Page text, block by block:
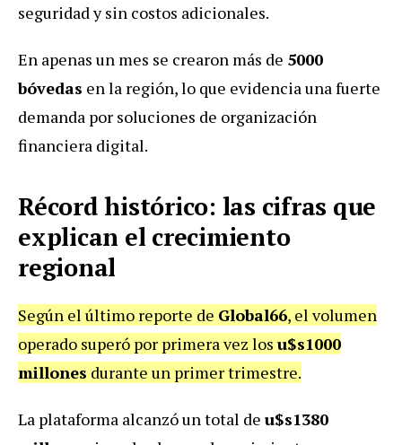
seguridad y sin costos adicionales.
En apenas un mes se crearon más de 5000
bóvedas en la región, lo que evidencia una fuerte
demanda por soluciones de organización
financiera digital.
Récord histórico: las cifras que
explican el crecimiento
regional
Según el último reporte de Global66, el volumen
operado superó por primera vez los u$s1000
millones durante un primer trimestre.
La plataforma alcanzó un total de u$s1380